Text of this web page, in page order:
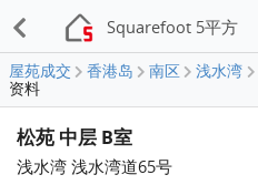
Squarefoot 5平方
屋苑成交 香港岛 南区 浅水湾
资料
松苑 中层 B室
浅水湾 浅水湾道65号